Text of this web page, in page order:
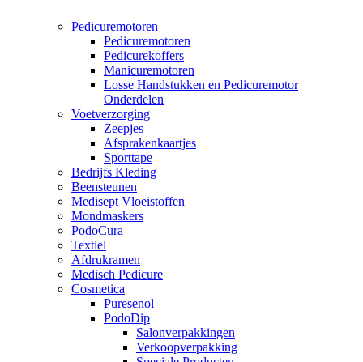
Pedicuremotoren
Pedicuremotoren
Pedicurekoffers
Manicuremotoren
Losse Handstukken en Pedicuremotor
Onderdelen
Voetverzorging
Zeepjes
Afsprakenkaartjes
Sporttape
Bedrijfs Kleding
Beensteunen
Medisept Vloeistoffen
Mondmaskers
PodoCura
Textiel
Afdrukramen
Medisch Pedicure
Cosmetica
Puresenol
PodoDip
Salonverpakkingen
Verkoopverpakking